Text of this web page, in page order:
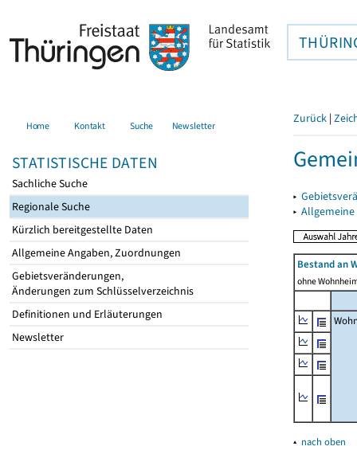
Home Kontakt Suche Newsletter
STATISTISCHE DATEN
Sachliche Suche
Regionale Suche
Kürzlich bereitgestellte Daten
Allgemeine Angaben, Zuordnungen
Gebietsveränderungen,
Änderungen zum Schlüsselverzeichnis
Definitionen und Erläuterungen
Newsletter
Zurück |
▸
▸
Bestand an
ohne
▴ nach oben